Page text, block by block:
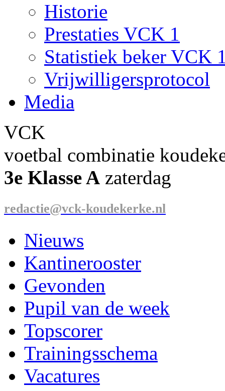
Historie
Prestaties VCK 1
Statistiek beker VCK
Vrijwilligersprotocol
Media
VCK
voetbal combinatie
3e Klasse A zaterdag
redactie@vck-koudekerke.nl
Nieuws
Kantinerooster
Gevonden
Pupil van de week
Topscorer
Trainingsschema
Vacatures